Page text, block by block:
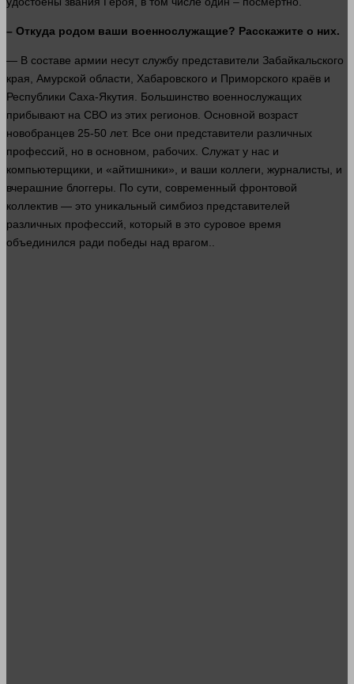
– Откуда родом ваши военнослужащие? Расскажите о них.
— В составе армии несут службу представители Забайкальского
края, Амурской области , Хабаровского и Приморского краёв и
Республики Саха-Якутия. Большинство военнослужащих
прибывают на СВО из этих регионов. Основной возраст
новобранцев 25-50 лет. Все они представители различных
профессий, но в основном, рабочих. Служат у нас и
компьютерщики, и «айтишники», и ваши коллеги, журналисты, и
вчерашние блоггеры. По сути, современный фронтовой
коллектив — это уникальный симбиоз представителей
различных профессий, который в это суровое время
объединился ради победы над врагом..